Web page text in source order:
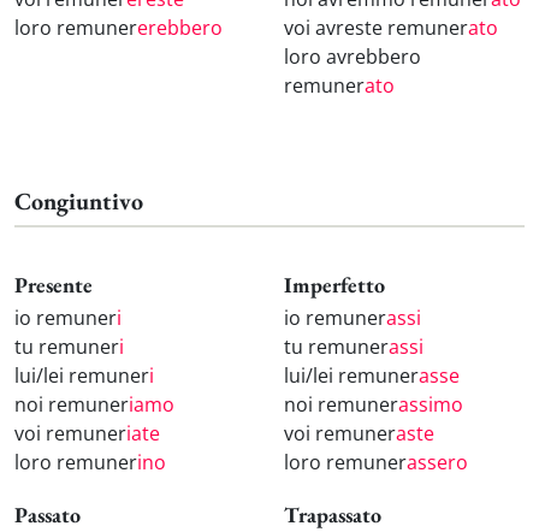
loro remunererebbero
voi avreste remunerato
loro avrebbero
remunerato
Congiuntivo
Presente
io remuneri
tu remuneri
lui/lei remuneri
noi remuneriamo
voi remuneriate
loro remunerino
Imperfetto
io remunerassi
tu remunerassi
lui/lei remunerasse
noi remunerassimo
voi remuneraste
loro remunerassero
Passato Trapassato